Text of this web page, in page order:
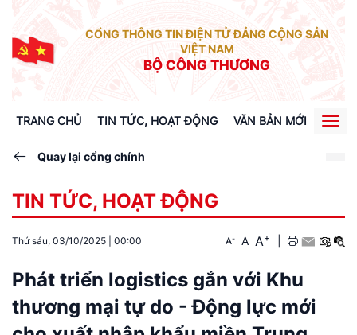
CỔNG THÔNG TIN ĐIỆN TỬ ĐẢNG CỘNG SẢN
VIỆT NAM
BỘ CÔNG THƯƠNG
TRANG CHỦ TIN TỨC, HOẠT ĐỘNG VĂN BẢN MỚI XÂY
Quay lại cổng chính
TIN TỨC, HOẠT ĐỘNG
Thứ sáu, 03/10/2025 00:00 A- A A+
Phát triển logistics gắn với Khu
thương mại tự do - Động lực mới